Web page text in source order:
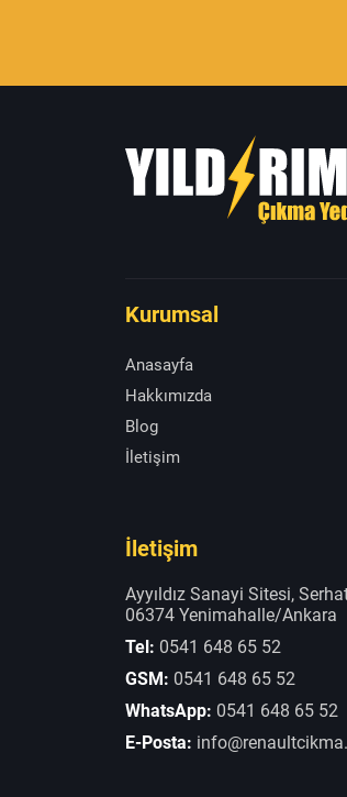
Kurumsal
Anasayfa
Hakkımızda
Blog
İletişim
İletişim
Ayyıldız Sanayi Sitesi,
06374 Yenimahalle/Ankara
Tel: 0541 648 65 52
GSM: 0541 648 65 52
WhatsApp: 0541 648 65 52
E-Posta: